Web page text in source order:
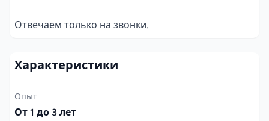
Отвечаем только на звонки.
Характеристики
Опыт
От 1 до 3 лет